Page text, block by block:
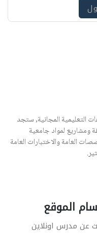
التعليمية المجانية, ستجد
ومشاريع لمواد جامعية
العامة والاختبارات العامة
الموقع
عن مدرس اونلاين